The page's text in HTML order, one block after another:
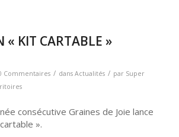
« KIT CARTABLE »
Commentaires / dans Actualités / par Super
consécutive Graines de Joie lance
».